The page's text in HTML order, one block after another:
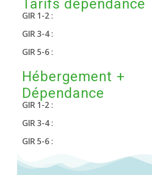
Tarifs dépendance
GIR 1-2 :
GIR 3-4 :
GIR 5-6 :
Hébergement +
Dépendance
GIR 1-2 :
GIR 3-4 :
GIR 5-6 :